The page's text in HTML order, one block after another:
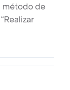
método de